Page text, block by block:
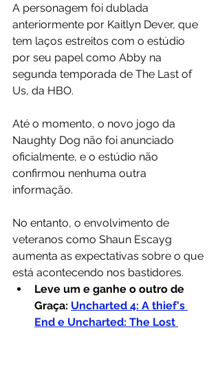
A personagem foi dublada
anteriormente por Kaitlyn Dever, que
tem laços estreitos com o estúdio
por seu papel como Abby na
segunda temporada de The Last of
Us, da HBO.
Até o momento, o novo jogo da
Naughty Dog não foi anunciado
oficialmente, e o estúdio não
confirmou nenhuma outra
informação.
No entanto, o envolvimento de
veteranos como Shaun Escayg
aumenta as expectativas sobre o que
está acontecendo nos bastidores.
Leve um e ganhe o outro de
Graça: Uncharted 4: A thief's
End e Uncharted: The Lost